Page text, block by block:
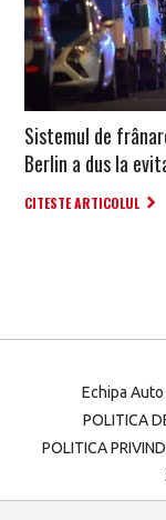
Sistemul de
Berlin a dus la
CITESTE ARTICOLUL
Echipa
POLITICA
POLITICA